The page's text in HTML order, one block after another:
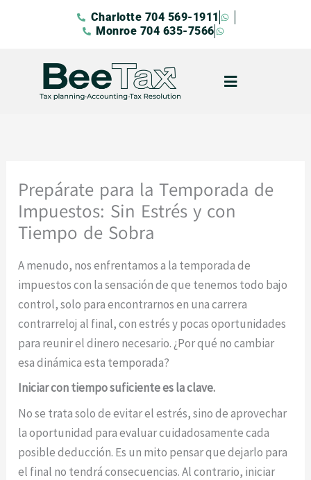
Charlotte 704 569-1911
Monroe 704 635-7566
Prepárate para la Temporada de
Impuestos: Sin Estrés y con
Tiempo de Sobra
A menudo, nos enfrentamos a la temporada de
impuestos con la sensación de que tenemos todo bajo
control, solo para encontrarnos en una carrera
contrarreloj al final, con estrés y pocas oportunidades
para reunir el dinero necesario. ¿Por qué no cambiar
esa dinámica esta temporada?
Iniciar con tiempo suficiente es la clave.
No se trata solo de evitar el estrés, sino de aprovechar
la oportunidad para evaluar cuidadosamente cada
posible deducción. Es un mito pensar que dejarlo para
el final no tendrá consecuencias. Al contrario, iniciar